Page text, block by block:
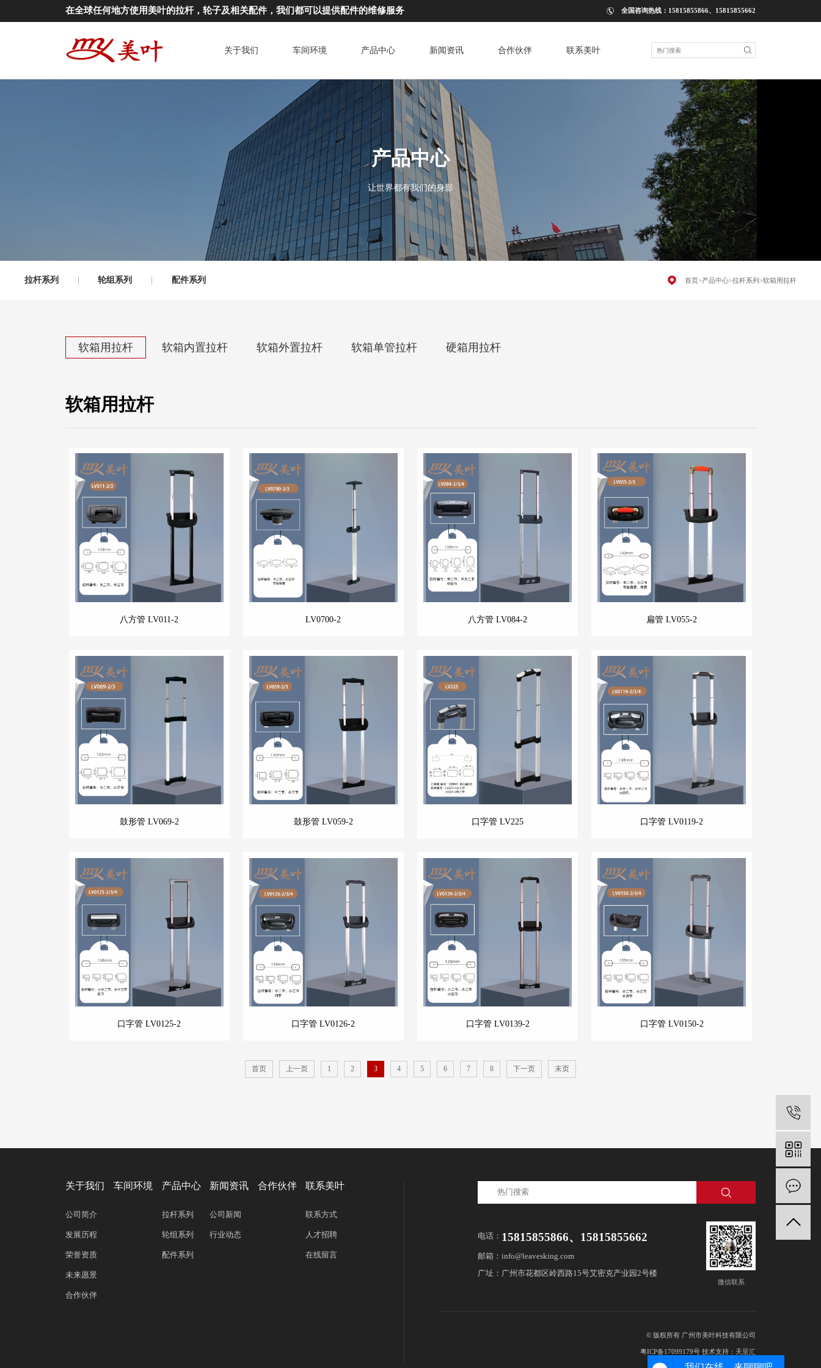
在全球任何地方使用美叶的拉杆，轮子及相关配件，我们都可以提供配件的维修服务 全国咨询热线：15815855866、15815855662
关于我们 车间环境 产品中心 新闻资讯 合作伙伴 联系美叶
产品中心
让世界都有我们的身影
拉杆系列 轮组系列 配件系列 首页>产品中心>拉杆系列 >软箱用拉杆
软箱用拉杆 软箱内置拉杆 软箱外置拉杆 软箱单管拉杆 硬箱用拉杆
软箱用拉杆
八方管 LV011-2 LV0700-2 八方管 LV084-2 扁管 LV055-2
鼓形管 LV069-2 鼓形管 LV059-2 口字管 LV225 口字管 LV0119-2
口字管 LV0125-2 口字管 LV0126-2 口字管 LV0139-2 口字管 LV0150-2
首页 上一页 1 2 3 4 5 6 7 8 下一页 末页
关于我们
公司简介
发展历程
荣誉资质
未来愿景
合作伙伴
车间环境 产品中心
拉杆系列
轮组系列
配件系列
新闻资讯
公司新闻
行业动态
合作伙伴 联系美叶
联系方式
人才招聘
在线留言
电话： 15815855866、15815855662
邮箱：info@leavesking.com
广址：广州市花都区岭西路15号艾密克产业园2号楼
微信联系
© 版权所有 广州市美叶科技有限公司
粤ICP备17099179号 技术支持：天呈汇